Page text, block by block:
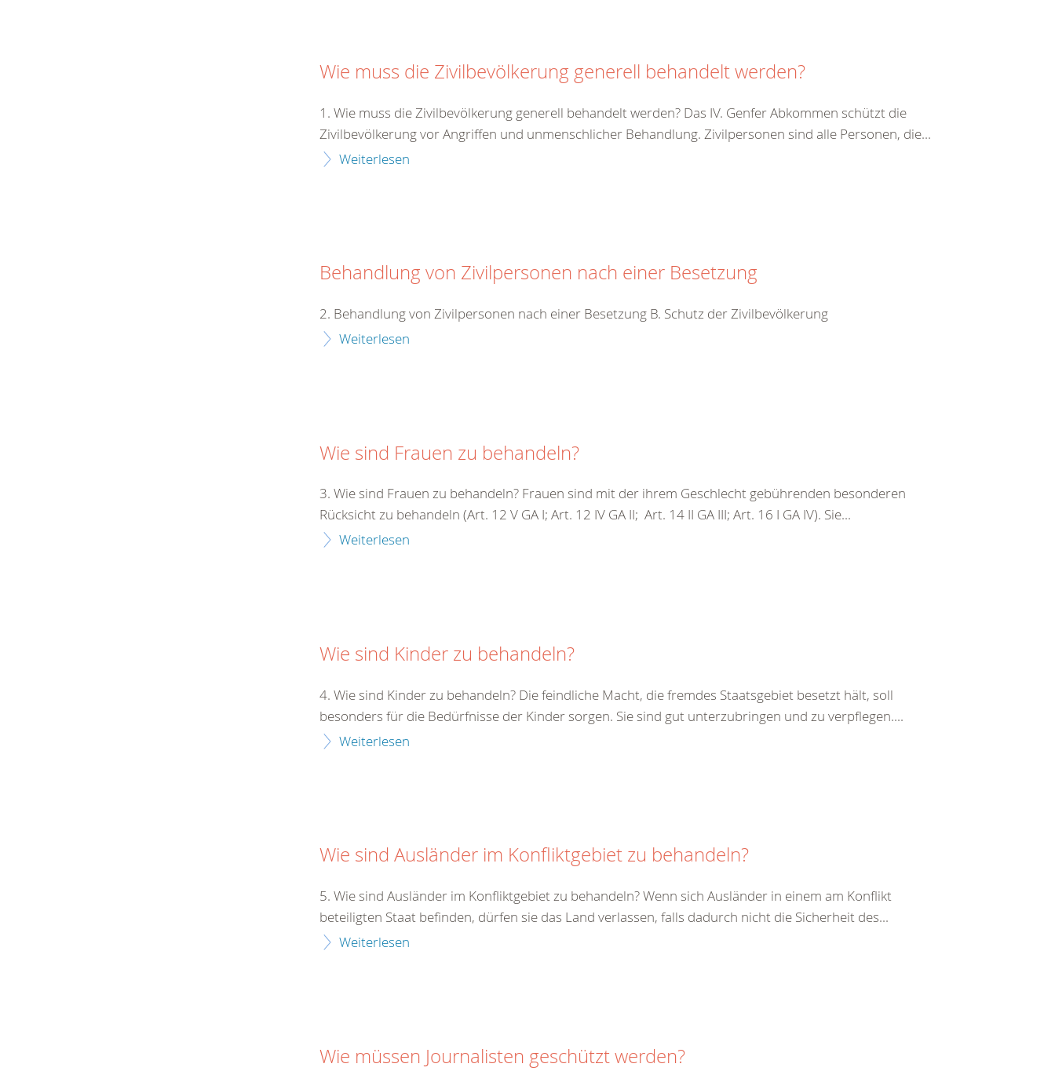
Wie muss die Zivilbevölkerung generell behandelt werden?
1. Wie muss die Zivilbevölkerung generell behandelt werden? Das IV. Genfer Abkommen schützt die
Zivilbevölkerung vor Angriffen und unmenschlicher Behandlung. Zivilpersonen sind alle Personen, die...
Weiterlesen
Behandlung von Zivilpersonen nach einer Besetzung
2. Behandlung von Zivilpersonen nach einer Besetzung B. Schutz der Zivilbevölkerung
Weiterlesen
Wie sind Frauen zu behandeln?
3. Wie sind Frauen zu behandeln? Frauen sind mit der ihrem Geschlecht gebührenden besonderen
Rücksicht zu behandeln (Art. 12 V GA I; Art. 12 IV GA II; Art. 14 II GA III; Art. 16 I GA IV). Sie...
Weiterlesen
Wie sind Kinder zu behandeln?
4. Wie sind Kinder zu behandeln? Die feindliche Macht, die fremdes Staatsgebiet besetzt hält, soll
besonders für die Bedürfnisse der Kinder sorgen. Sie sind gut unterzubringen und zu verpflegen....
Weiterlesen
Wie sind Ausländer im Konfliktgebiet zu behandeln?
5. Wie sind Ausländer im Konfliktgebiet zu behandeln? Wenn sich Ausländer in einem am Konflikt
beteiligten Staat befinden, dürfen sie das Land verlassen, falls dadurch nicht die Sicherheit des...
Weiterlesen
Wie müssen Journalisten geschützt werden?